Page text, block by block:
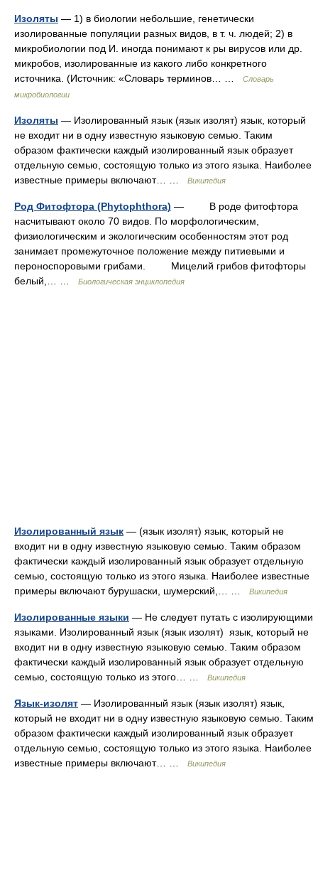
Изоляты — 1) в биологии небольшие, генетически
изолированные популяции разных видов, в т. ч. людей; 2) в
микробиологии под И. иногда понимают к ры вирусов или др.
микробов, изолированные из какого либо конкретного
источника. (Источник: «Словарь терминов… …
Словарь
микробиологии
Изоляты — Изолированный язык (язык изолят) язык, который
не входит ни в одну известную языковую семью. Таким
образом фактически каждый изолированный язык образует
отдельную семью, состоящую только из этого языка. Наиболее
известные примеры включают… …
Википедия
Род Фитофтора (Phytophthora) — В роде фитофтора
насчитывают около 70 видов. По морфологическим,
физиологическим и экологическим особенностям этот род
занимает промежуточное положение между питиевыми и
пероноспоровыми грибами. Мицелий грибов фитофторы
белый,… …
Биологическая энциклопедия
Изолированный язык — (язык изолят) язык, который не
входит ни в одну известную языковую семью. Таким образом
фактически каждый изолированный язык образует отдельную
семью, состоящую только из этого языка. Наиболее известные
примеры включают бурушаски, шумерский,… …
Википедия
Изолированные языки — Не следует путать с изолирующими
языками. Изолированный язык (язык изолят) язык, который не
входит ни в одну известную языковую семью. Таким образом
фактически каждый изолированный язык образует отдельную
семью, состоящую только из этого… …
Википедия
Язык-изолят — Изолированный язык (язык изолят) язык,
который не входит ни в одну известную языковую семью. Таким
образом фактически каждый изолированный язык образует
отдельную семью, состоящую только из этого языка. Наиболее
известные примеры включают… …
Википедия